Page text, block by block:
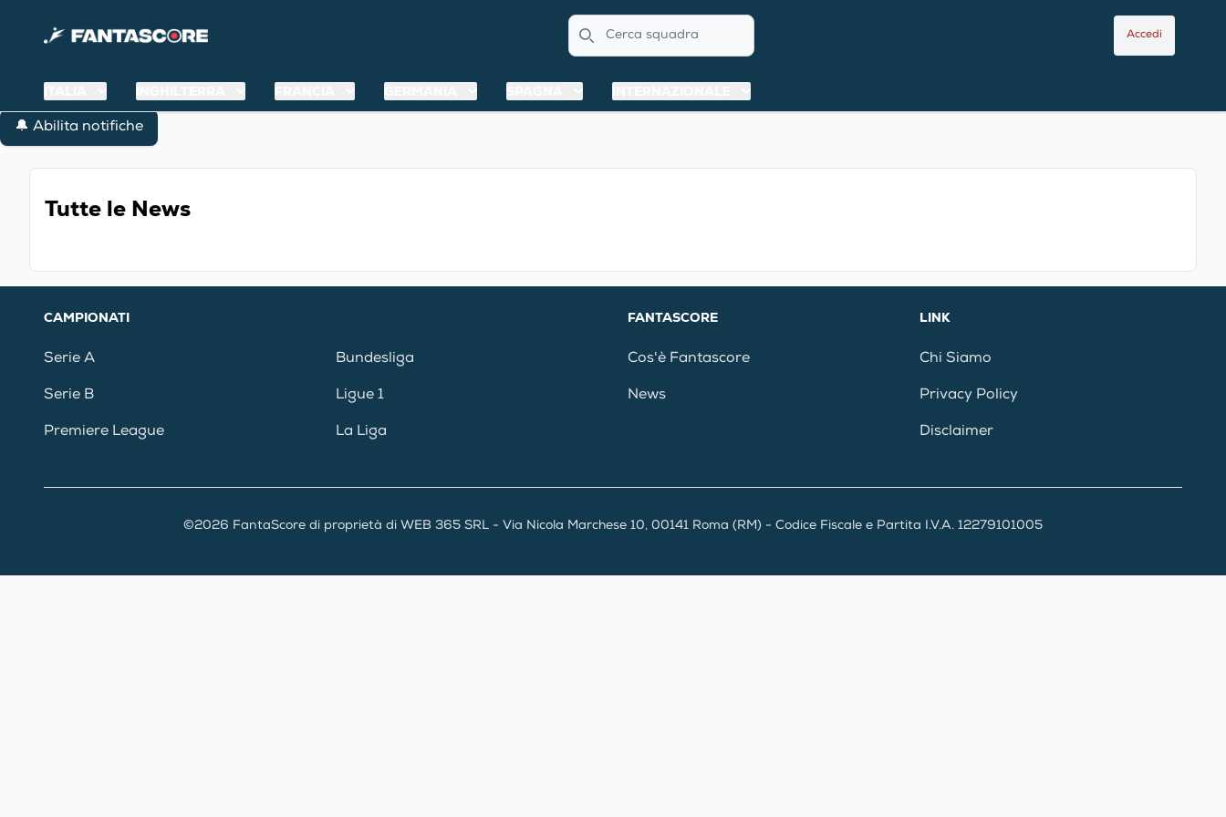
Search
Accedi
🔔 Abilita notifiche
Tutte le News
CAMPIONATI
Serie A
Serie B
Premiere League
Bundesliga
Ligue 1
La Liga
FANTASCORE
Cos'è Fantascore
News
LINK
Chi Siamo
Privacy Policy
Disclaimer
©2026 FantaScore di proprietà di WEB 365 SRL - Via Nicola Marchese 10, 00141 Roma (RM) - Codice Fiscale e Partita I.V.A. 12279101005